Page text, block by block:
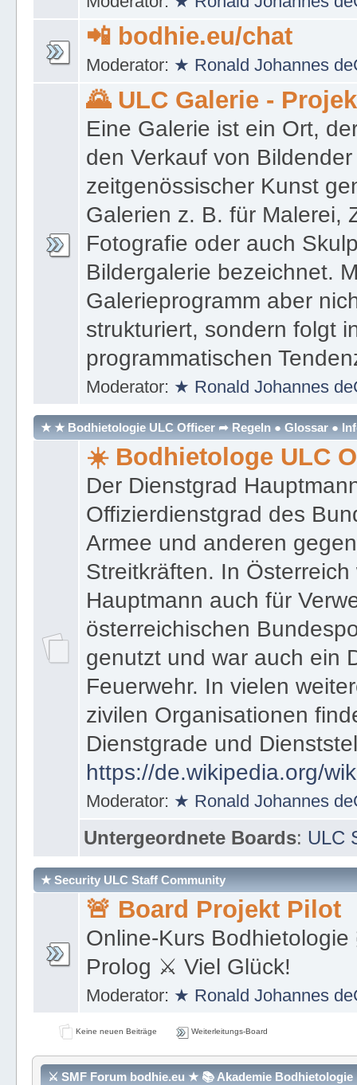
📲 bodhie.eu/chat
Moderator: ★ Ronald Johannes
🌄 ULC Galerie -
Eine Galerie ist ein Ort,
den Verkauf von
zeitgenössischer Kunst
Galerien z. B. für Malerei,
Fotografie oder auch
Bildergalerie bezeichnet.
Galerieprogramm aber
strukturiert, sondern folgt
programmatischen
Moderator: ★ Ronald Johannes
★ ★ Bodhietologie ULC Officer ➦ Regeln ● Glossar ●
☀️ Bodhietologe ULC
Der Dienstgrad
Offizierdienstgrad des
Armee und anderen
Streitkräften. In
Hauptmann auch für
österreichischen
genutzt und war auch ein
Feuerwehr. In vielen
zivilen Organisationen
Dienstgrade und
https://de.wikipedia.org/
Moderator: ★ Ronald Johannes
Untergeordnete Boards: ULC
★ Security ULC Staff Community
🚨 Board Projekt Pilot
Online-Kurs
Prolog ⚔ Viel Glück!
Moderator: ★ Ronald Johannes
Keine neuen Beiträge Weiterleitungs-Board
⚔ SMF Forum bodhie.eu ★ 📚 Akademie